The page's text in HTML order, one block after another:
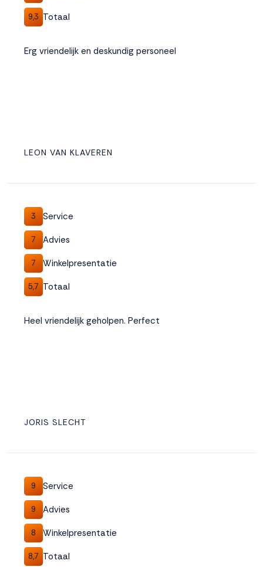
9,3 Totaal
Erg vriendelijk en deskundig personeel
LEON VAN KLAVEREN
3 Service
7 Advies
7 Winkelpresentatie
5,7 Totaal
Heel vriendelijk geholpen. Perfect
JORIS SLECHT
9 Service
9 Advies
8 Winkelpresentatie
8,7 Totaal